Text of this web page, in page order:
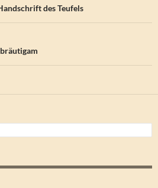
des Teufels